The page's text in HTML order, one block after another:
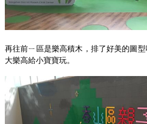
再往前ㄧ區是樂高積木，排了好美的圖
大樂高給小寶寶玩。